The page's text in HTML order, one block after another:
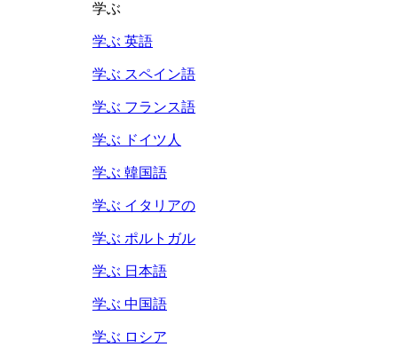
学ぶ
学ぶ 英語
学ぶ スペイン語
学ぶ フランス語
学ぶ ドイツ人
学ぶ 韓国語
学ぶ イタリアの
学ぶ ポルトガル
学ぶ 日本語
学ぶ 中国語
学ぶ ロシア